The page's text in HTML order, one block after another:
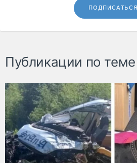
ПОДПИСАТЬСЯ
Публикации по теме